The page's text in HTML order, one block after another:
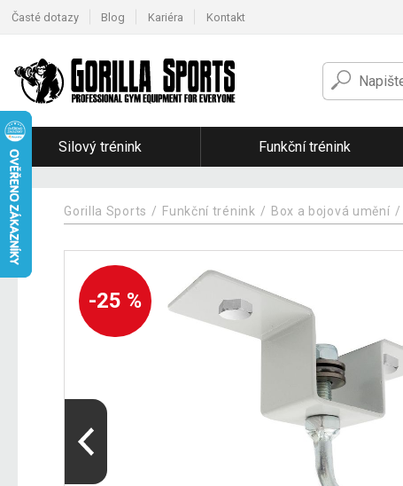
Časté dotazy Blog Kariéra Kontakt
Silový trénink Funkční trénink
Gorilla Sports Funkční trénink Box a bojová umění
-25 %